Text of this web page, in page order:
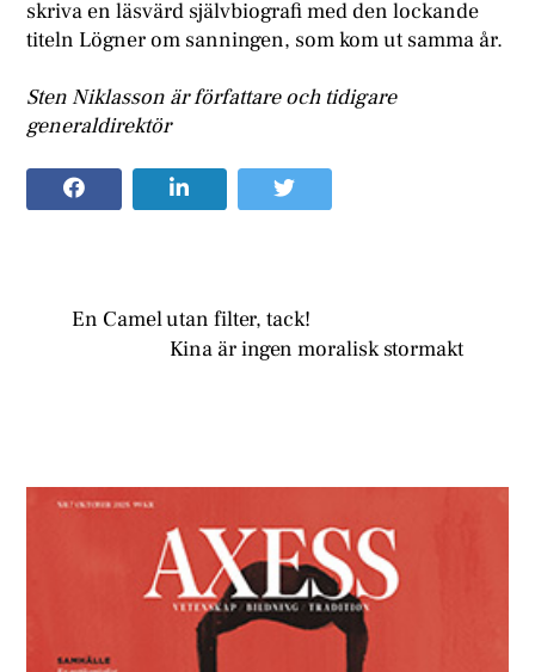
skriva en läsvärd självbiografi med den lockande
titeln Lögner om sanningen, som kom ut samma år.
Sten Niklasson är författare och tidigare
generaldirektör
En Camel utan filter, tack!
Kina är ingen moralisk stormakt